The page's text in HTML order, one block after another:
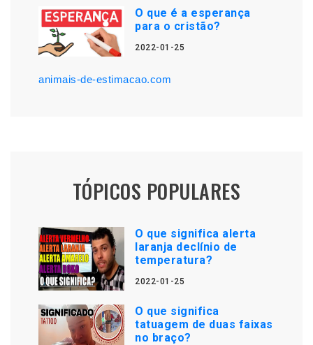
O que é a esperança
para o cristão?
2022-01-25
animais-de-estimacao.com
TÓPICOS POPULARES
O que significa alerta
laranja declínio de
temperatura?
2022-01-25
O que significa
tatuagem de duas faixas
no braço?